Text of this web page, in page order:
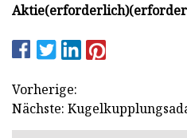
Aktie(erforderlich)
Vorherige:
Nächste: